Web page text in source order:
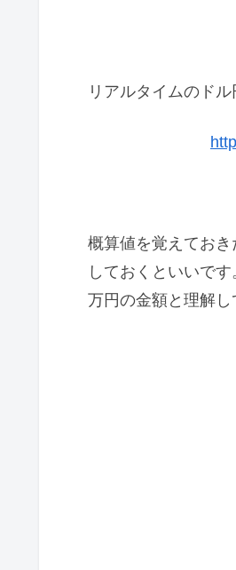
リアルタイムのド
概算値を覚えてお
しておくといいで
万円の金額と理解し